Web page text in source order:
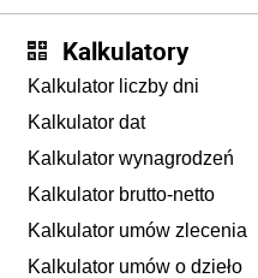
Kalkulatory
Kalkulator liczby dni
Kalkulator dat
Kalkulator wynagrodzeń
Kalkulator brutto-netto
Kalkulator umów zlecenia
Kalkulator umów o dzieło